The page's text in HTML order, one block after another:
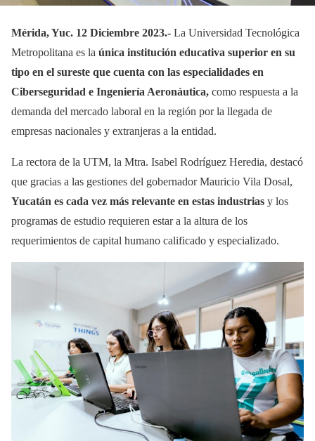
Mérida, Yuc. 12 Diciembre 2023.- La Universidad Tecnológica
Metropolitana es la única institución educativa superior en su
tipo en el sureste que cuenta con las especialidades en
Ciberseguridad e Ingeniería Aeronáutica, como respuesta a la
demanda del mercado laboral en la región por la llegada de
empresas nacionales y extranjeras a la entidad.
La rectora de la UTM, la Mtra. Isabel Rodríguez Heredia, destacó
que gracias a las gestiones del gobernador Mauricio Vila Dosal,
Yucatán es cada vez más relevante en estas industrias y los
programas de estudio requieren estar a la altura de los
requerimientos de capital humano calificado y especializado.